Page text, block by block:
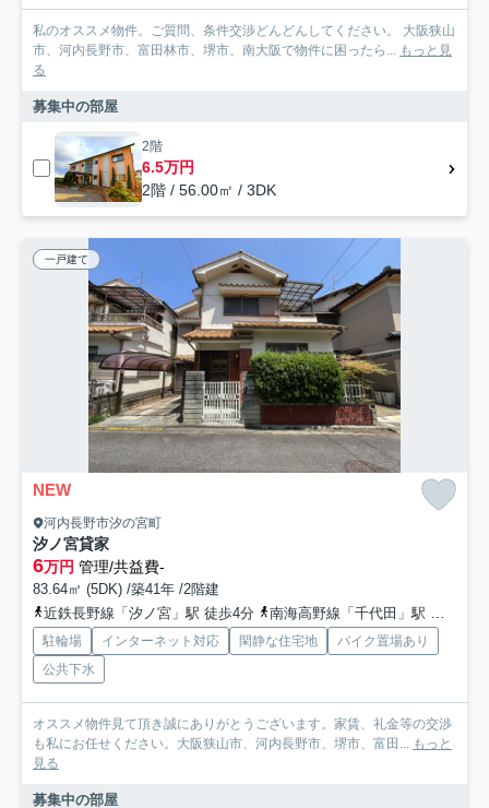
私のオススメ物件。ご質問、条件交渉どんどんしてください。 大阪狭山
市、河内長野市、富田林市、堺市、南大阪で物件に困ったら...
もっと見
る
募集中の部屋
2階
6.5万円
2階 / 56.00㎡ / 3DK
一戸建て
NEW
河内長野市汐の宮町
汐ノ宮貸家
6万円 管理/共益費-
83.64㎡ (5DK) /築41年 /2階建
近鉄長野線「汐ノ宮」駅 徒歩4分
南海高野線「千代田」駅 徒歩21分
駐輪場 インターネット対応 閑静な住宅地
バイク置場あり
公共下水
オススメ物件見て頂き誠にありがとうございます。家賃、礼金等の交渉
も私にお任せください。大阪狭山市、河内長野市、堺市、富田...
もっと
見る
募集中の部屋